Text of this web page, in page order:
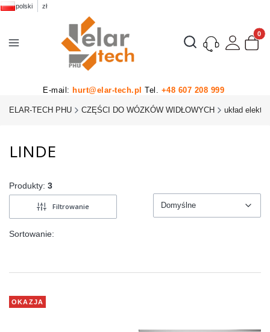
polski zł
Otwórz wyszukiwarkę
E-mail: hurt@elar-tech.pl Tel. +48 607 208 999
ELAR-TECH PHU CZĘŚCI DO WÓZKÓW WIDŁOWYCH układ
LINDE
Produkty: 3
Filtrowanie
Sortowanie:
Domyślne
OKAZJA